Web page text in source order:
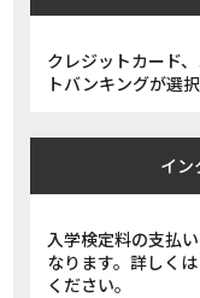
クレジットカード
トバンキングが選択
イン
入学検定料の支払
なります。詳しくは
ください。